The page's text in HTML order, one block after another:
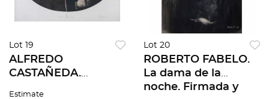
Lot 19
ALFREDO
CASTAÑEDA.
Estimate
Lot 20
ROBERTO FABELO.
La dama de la
noche. Firmada y